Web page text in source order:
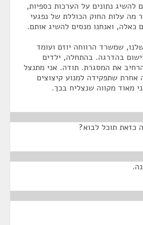
להשיג נתונים על הערכות כספיות,
מה עלות החוק הכוללת של נפגעי
כאלה, ואנחנו מנסים להשיג אותם.
שמשרד הרווחה יוזם ועומד
בהדרגה. בהתחלה, ילדים
את המסגרת. תודה. אני מתנצל
אחרת שתפקידה למנוע קיצוצים
מאוד מקווה שנצליח בכך.
כזאת תוכל לבוא?